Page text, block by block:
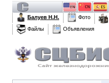
Балуев Н.Н.
Фото
Файлы
Объявления